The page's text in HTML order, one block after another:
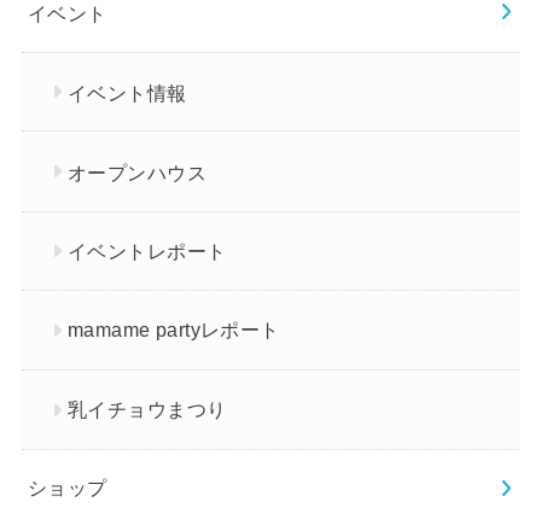
イベント
イベント情報
オープンハウス
イベントレポート
mamame partyレポート
乳イチョウまつり
ショップ